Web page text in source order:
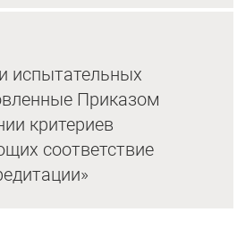
испытательных
Приказом
критериев
соответствие